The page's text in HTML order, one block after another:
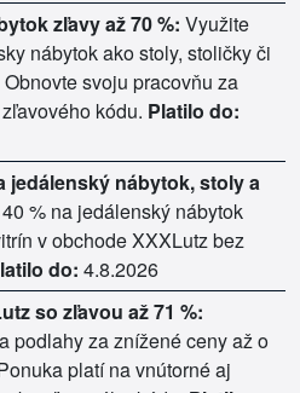
zľavy až 70 %: Využite
nábytok ako stoly, stoličky či
svoju pracovňu za
kódu. Platilo do:
jedálenský nábytok, stoly a
% na jedálenský nábytok
v obchode XXXLutz bez
do: 4.8.2026
so zľavou až 71 %:
podlahy za znížené ceny až o
platí na vnútorné aj